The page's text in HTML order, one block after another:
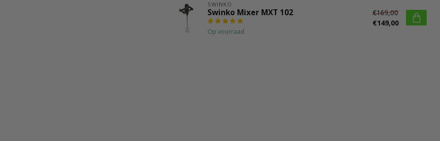
SWINKO
Swinko Mixer MXT 102
Op voorraad
€169,00
€149,00